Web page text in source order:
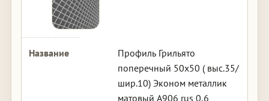
Профиль Грильято
поперечный 50х50 ( выс.35/
шир.10) Эконом металлик
матовый А906 rus 0,6